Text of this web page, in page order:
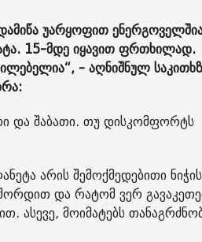
უარყოფით
15-მდე იყავით ფრთხილად.
- აღნიშნულ
და შაბათი. თუ დისკომფორტს
არის შემოქმედებითი ნიჭის
და რატომ ვერ
ასევე, მოიმატებს